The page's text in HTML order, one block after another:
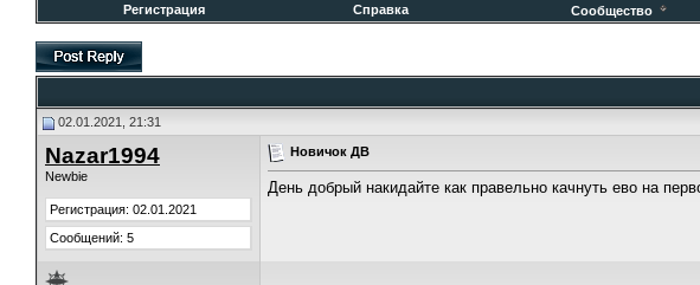
Регистрация
Справка Сообщество
02.01.2021, 21:31
Nazar1994
Newbie
Регистрация: 02.01.2021
Сообщений: 5
Новичок ДВ
День добрый накидайте как правельно качнуть ево на